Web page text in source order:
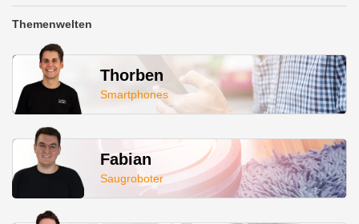
Themenwelten
Thorben
Smartphones
Fabian
Saugroboter